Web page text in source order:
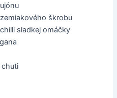
škrobu
sladkej omáčky
chuti